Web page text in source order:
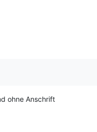
ohne Anschrift